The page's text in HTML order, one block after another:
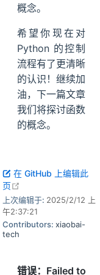
概念。
希望你现在对
Python 的控制
流程有了更清晰
的认识！继续加
油，下一篇文章
我们将探讨函数
的概念。
在 GitHub 上编辑此
页
上次编辑于: 2025/2/12 上
午2:37:21
Contributors: xiaobai-
tech